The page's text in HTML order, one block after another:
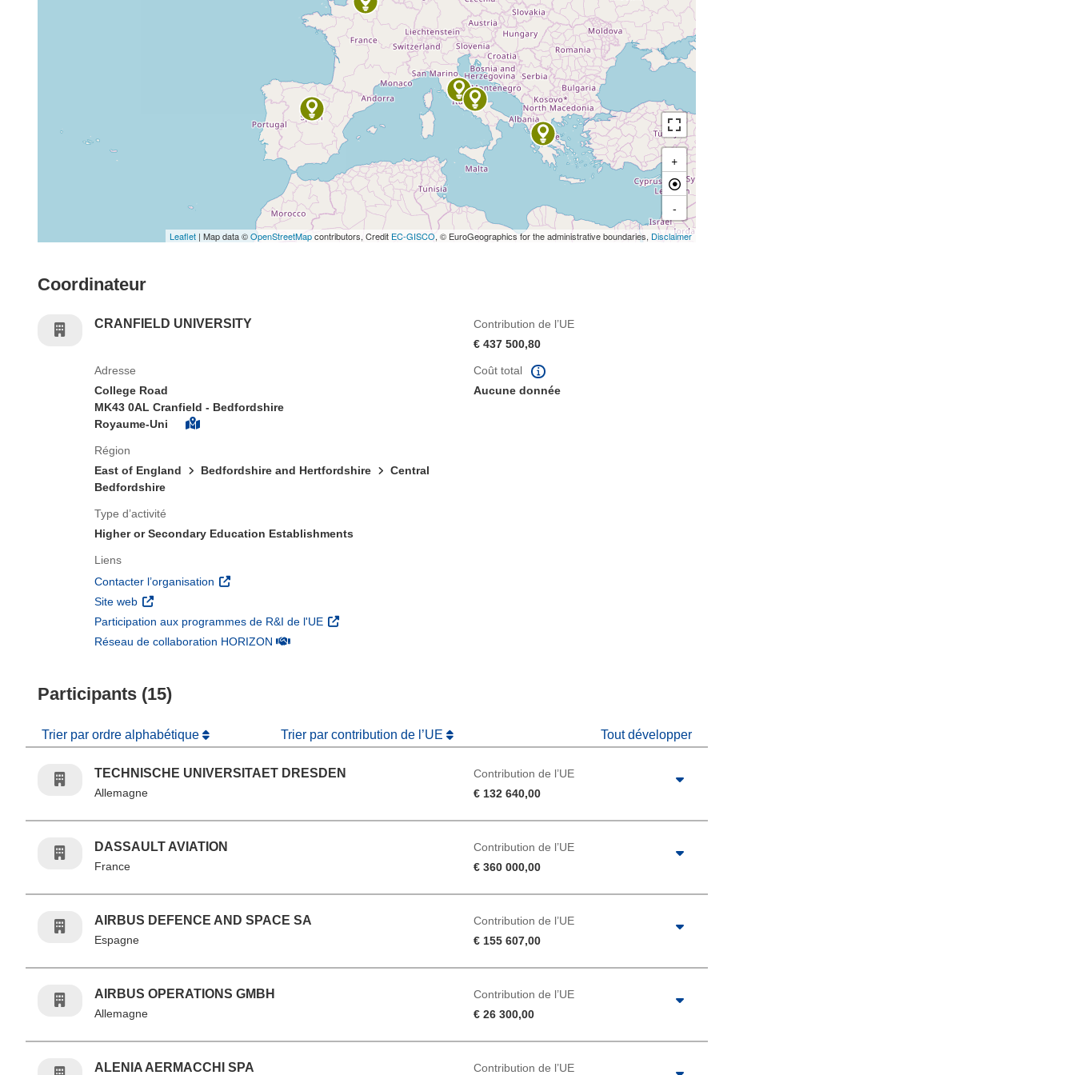
+
-
Leaflet | Map data ©OpenStreetMapcontributors, Credit EC-GISCO, © EuroGeographics for the administrative boundaries, Disclaimer
Coordinateur
CRANFIELD UNIVERSITY
Contribution de l’UE
€ 437 500,80
Adresse
College Road
MK43 0AL Cranfield - Bedfordshire
Royaume-Uni
Région
East of England
Bedfordshire and Hertfordshire
Central
Bedfordshire
Type d’activité
Higher or Secondary Education Establishments
Liens
Contacter l’organisation (s’ouvre dans une nouvelle fenêtre)
Site web (s’ouvre dans une nouvelle fenêtre)
Participation aux programmes de R&I de l'UE (s’ouvre dans une nouvelle fenêtre)
Réseau de collaboration HORIZON(s’ouvre dans une nouvelle fenêtre)
Coût total
Aucune donnée
Participants (15)
Trier par ordre alphabétique Trier par contribution de l’UE Tout développer
TECHNISCHE UNIVERSITAET DRESDEN
Allemagne
Contribution de l’UE
€ 132 640,00
DASSAULT AVIATION
France
Contribution de l’UE
€ 360 000,00
AIRBUS DEFENCE AND SPACE SA
Espagne
Contribution de l’UE
€ 155 607,00
AIRBUS OPERATIONS GMBH
Allemagne
Contribution de l’UE
€ 26 300,00
ALENIA AERMACCHI SPA Contribution de l’UE